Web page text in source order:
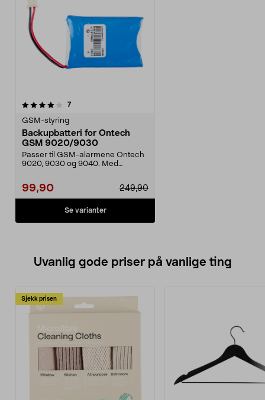
7anmeldelser
GSM-styring
Backupbatteri for Ontech
GSM 9020/9030
Passer til GSM-alarmene Ontech
9020, 9030 og 9040. Med
249,90
99,90
Se varianter
Uvanlig gode priser på vanlige ting
Sjekk prisen